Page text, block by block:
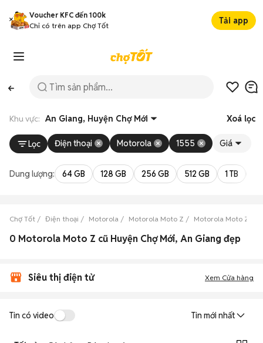
Voucher KFC đến 100k
Chỉ có trên app Chợ Tốt
Tải app
Khu vực: An Giang, Huyện Chợ Mới Xoá lọc
Lọc Điện thoại Motorola 1555 Giá
Dung lượng: 64 GB 128 GB 256 GB 512 GB 1 TB
Chợ Tốt Điện thoại Motorola Motorola Moto Z Motorola Moto Z An
0 Motorola Moto Z cũ Huyện Chợ Mới, An Giang đẹp
Siêu thị điện tử Xem Cửa hàng
Tin có video Tin mới nhất